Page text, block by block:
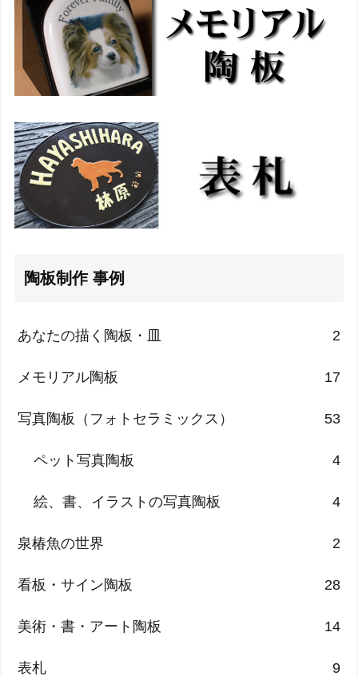
陶板制作 事例
あなたの描く陶板・皿 2
メモリアル陶板 17
写真陶板（フォトセラミックス） 53
ペット写真陶板 4
絵、書、イラストの写真陶板 4
泉椿魚の世界 2
看板・サイン陶板 28
美術・書・アート陶板 14
表札 9